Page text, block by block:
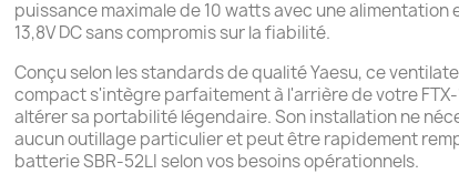
puissance maximale de 10 watts avec une alimentation
13,8V DC sans compromis sur la fiabilité.
Conçu selon les standards de qualité Yaesu, ce
compact s'intègre parfaitement à l'arrière de votre FTX-
altérer sa portabilité légendaire. Son installation ne
aucun outillage particulier et peut être rapidement
batterie SBR-52LI selon vos besoins opérationnels.